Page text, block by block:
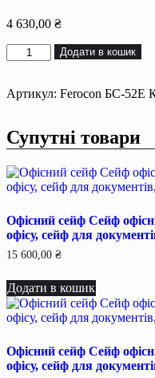
4 630,00 ₴
Офісний
сейф
офiсний
сейф
для
офiсу,
сейф
для
конторський
сейф
кількість
Додати в кошик
Артикул: Ferocon БС-52Е
Супутні товари
Офісний сейф Сейф
офiсу, сейф для
15 600,00 ₴
Додати в кошик
Офісний сейф Сейф
офiсу, сейф для